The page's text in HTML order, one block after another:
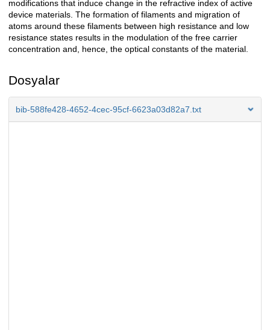
modifications that induce change in the refractive index of active
device materials. The formation of filaments and migration of
atoms around these filaments between high resistance and low
resistance states results in the modulation of the free carrier
concentration and, hence, the optical constants of the material.
Dosyalar
bib-588fe428-4652-4cec-95cf-6623a03d82a7.txt